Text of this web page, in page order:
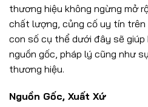
thương hiệu không ngừng mở
chất lượng, củng cố uy tín
con số cụ thể dưới đây sẽ giúp
nguồn gốc, pháp lý cũng như
thương hiệu.
Nguồn Gốc, Xuất Xứ